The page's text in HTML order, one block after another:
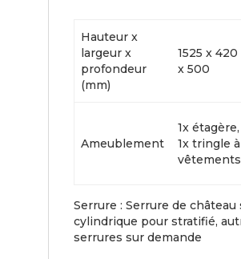
Hauteur x
largeur x
profondeur
(mm)
1525 x 420
x 500
Ameublement
1x étagère,
1x tringle à
vêtements
Serrure : Serrure de château
cylindrique pour stratifié,
serrures sur demande